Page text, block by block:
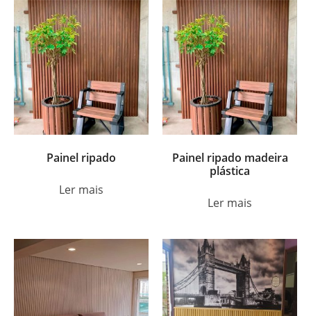
Painel ripado
Ler mais
Painel ripado madeira
plástica
Ler mais